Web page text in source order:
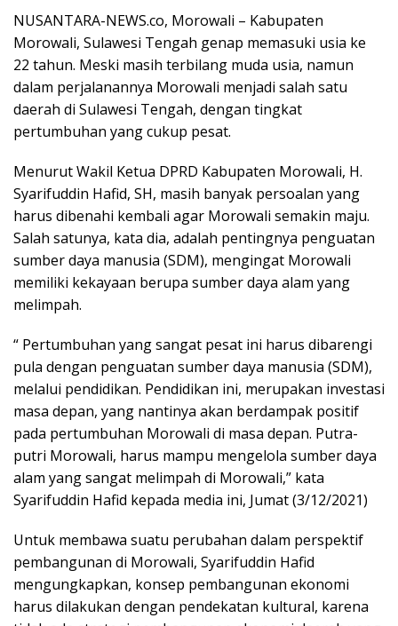
NUSANTARA-NEWS.co, Morowali – Kabupaten
Morowali, Sulawesi Tengah genap memasuki usia ke
22 tahun. Meski masih terbilang muda usia, namun
dalam perjalanannya Morowali menjadi salah satu
daerah di Sulawesi Tengah, dengan tingkat
pertumbuhan yang cukup pesat.
Menurut Wakil Ketua DPRD Kabupaten Morowali, H.
Syarifuddin Hafid, SH, masih banyak persoalan yang
harus dibenahi kembali agar Morowali semakin maju.
Salah satunya, kata dia, adalah pentingnya penguatan
sumber daya manusia (SDM), mengingat Morowali
memiliki kekayaan berupa sumber daya alam yang
melimpah.
“ Pertumbuhan yang sangat pesat ini harus dibarengi
pula dengan penguatan sumber daya manusia (SDM),
melalui pendidikan. Pendidikan ini, merupakan investasi
masa depan, yang nantinya akan berdampak positif
pada pertumbuhan Morowali di masa depan. Putra-
putri Morowali, harus mampu mengelola sumber daya
alam yang sangat melimpah di Morowali,” kata
Syarifuddin Hafid kepada media ini, Jumat (3/12/2021)
Untuk membawa suatu perubahan dalam perspektif
pembangunan di Morowali, Syarifuddin Hafid
mengungkapkan, konsep pembangunan ekonomi
harus dilakukan dengan pendekatan kultural, karena